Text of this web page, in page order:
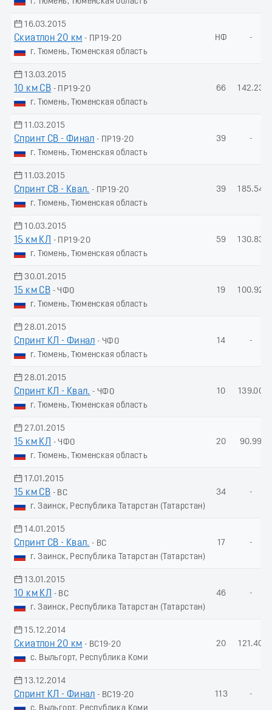
16.03.2015
Скиатлон 20 км - ПР19-20
г. Тюмень, Тюменская область
НФ -
13.03.2015
10 км СВ - ПР19-20
г. Тюмень, Тюменская область
66 142.23
11.03.2015
Спринт СВ - Финал - ПР19-20
г. Тюмень, Тюменская область
39 -
11.03.2015
Спринт СВ - Квал. - ПР19-20
г. Тюмень, Тюменская область
39 185.54
10.03.2015
15 км КЛ
- ПР19-20
г. Тюмень, Тюменская область
59 130.83
30.01.2015
15 км СВ - ЧФО
г. Тюмень, Тюменская область
19 100.92
28.01.2015
Спринт КЛ - Финал - ЧФО
г. Тюмень, Тюменская область
14 -
28.01.2015
Спринт КЛ - Квал. - ЧФО
г. Тюмень, Тюменская область
10 139.00
27.01.2015
15 км КЛ
- ЧФО
г. Тюмень, Тюменская область
20 90.99
17.01.2015
15 км СВ - ВС
г. Заинск, Республика Татарстан (Татарстан)
34 -
14.01.2015
Спринт СВ - Квал. - ВС
г. Заинск, Республика Татарстан (Татарстан)
17 -
13.01.2015
10 км КЛ
- ВС
г. Заинск, Республика Татарстан (Татарстан)
46 -
15.12.2014
Скиатлон 20 км - ВС19-20
с. Выльгорт, Республика Коми
20 121.40
13.12.2014
Спринт КЛ - Финал - ВС19-20
113 -